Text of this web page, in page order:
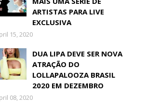
ARTISTAS PARA LIVE
EXCLUSIVA
15, 2020
DUA LIPA DEVE SER NOVA
ATRAÇÃO DO
LOLLAPALOOZA BRASIL
2020 EM DEZEMBRO
08, 2020